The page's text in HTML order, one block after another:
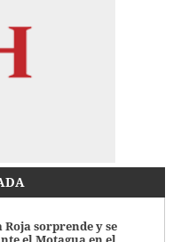
sorprende y se